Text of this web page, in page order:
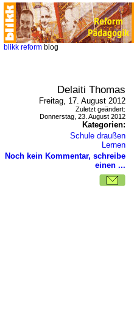
blikk reform blog
Delaiti Thomas
Freitag, 17. August 2012
Zuletzt geändert:
Donnerstag, 23. August 2012
Kategorien:
Schule draußen
Lernen
Noch kein Kommentar, schreibe
einen ...